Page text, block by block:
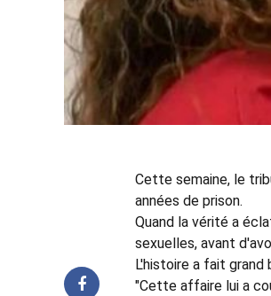
Cette semaine, le
années de prison.
Quand la vérité a
sexuelles, avant
L'histoire a fait
"Cette affaire lui a